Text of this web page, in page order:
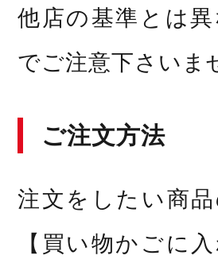
他店の基準とは
でご注意下さいま
ご注文方法
注文をしたい商
【買い物かごに